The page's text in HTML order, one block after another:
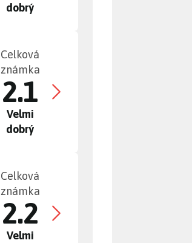
dobrý
Celková
známka
2.1
Velmi
dobrý
Celková
známka
2.2
Velmi